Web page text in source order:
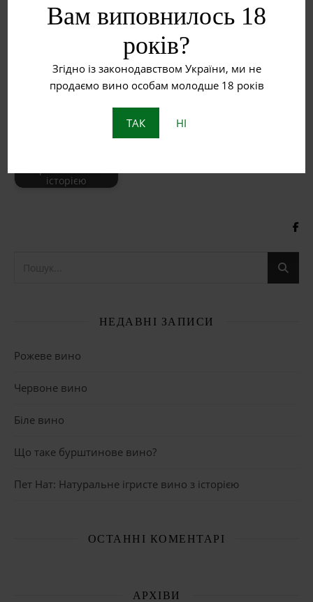
Вам виповнилось 18
років?
Згідно із законодавством України, ми не
продаємо вино особам молодше 18 років
ТАК НІ
Червоне вино Рожеве вино
історією
НЕДАВНІ ЗАПИСИ
Рожеве вино
Червоне вино
Біле вино
Що таке бурштинове вино?
Пет Нат: Натуральне ігристе вино з історією
ОСТАННІ КОМЕНТАРІ
АРХІВИ